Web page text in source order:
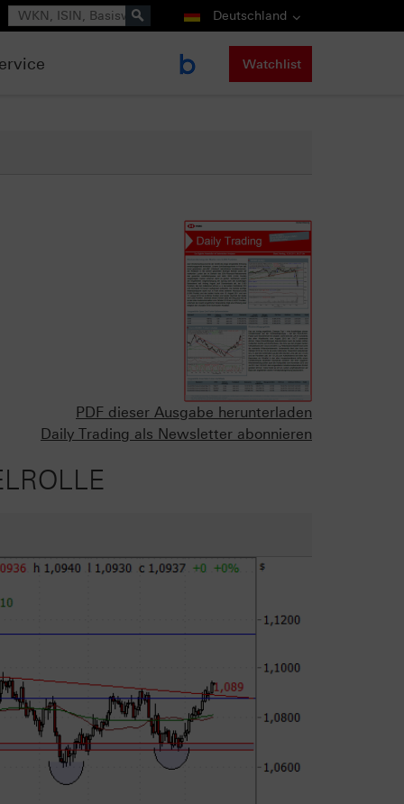
Suche Deutschland
Watchlist
PDF dieser Ausgabe herunterladen
Daily Trading als Newsletter abonnieren